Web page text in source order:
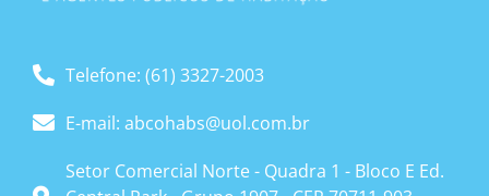
Telefone: (61) 3327-2003
E-mail: abcohabs@uol.com.br
Setor Comercial Norte - Quadra 1 - Bloco E Ed.